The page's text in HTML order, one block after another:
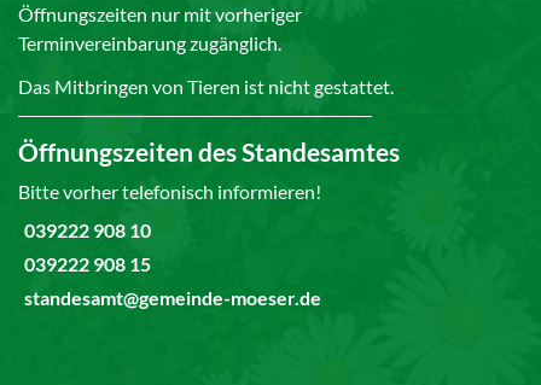
Öffnungszeiten nur mit vorheriger
Terminvereinbarung zugänglich.
Das Mitbringen von Tieren ist nicht gestattet.
Öffnungszeiten des Standesamtes
Bitte vorher telefonisch informieren!
039222 908 10
039222 908 15
standesamt@gemeinde-moeser.de